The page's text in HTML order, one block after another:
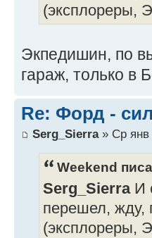
(эксплореры,
Экпедишин, по
гараж, только в
Re: Форд -
Serg_Sierra» Ср янв
Weekend
Serg_SierraИ
перешел, жду,
(эксплореры,